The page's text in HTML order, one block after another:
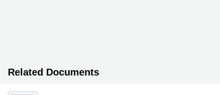
Related Documents